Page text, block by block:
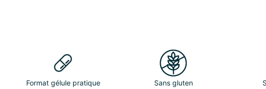
Format gélule pratique Sans gluten